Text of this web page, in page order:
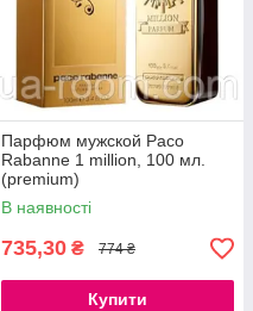
Парфюм мужской Paco
Rabanne 1 million, 100 мл.
(premium)
В наявності
735,30 ₴ 774 ₴
Купити